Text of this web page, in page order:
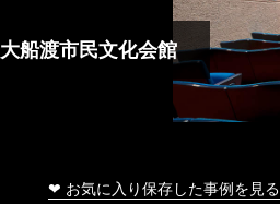
大船渡市民文化会館
❤ お気に入り保存した事例を見る